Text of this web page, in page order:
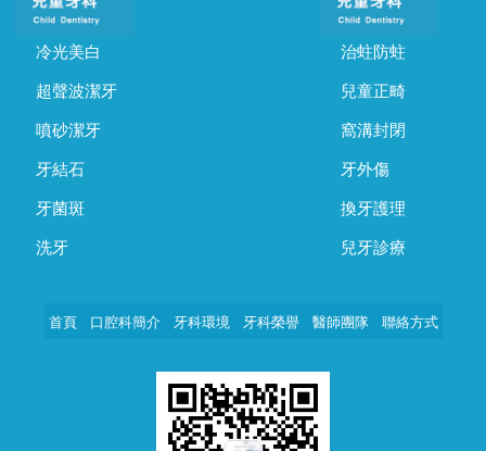
冷光美白
超聲波潔牙
噴砂潔牙
牙結石
牙菌斑
洗牙
治蛀防蛀
兒童正畸
窩溝封閉
牙外傷
換牙護理
兒牙診療
首頁 口腔科簡介 牙科環境 牙科榮譽 醫師團隊 聯絡方式